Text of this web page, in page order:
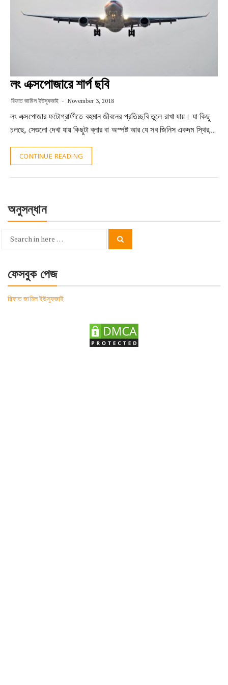
লং এক্সপোজারে শার্প ছবি
রিফাত জামিল ইউসুফজাই November 3, 2018
লং এক্সপোজার ফটোগ্রাফীতে বহমান জীবনের প্রতিচ্ছবি তুলে রাখা যায়। যা কিছু
চলছে, সেগুলো দেখা যায় কিছুটা ব্লার বা অস্পষ্ট আর যে সব জিনিস একদম স্থির,…
CONTINUE READING
অনুসন্ধান
Search
ফেসবুক পেজ
রিফাত জামিল ইউসুফজাই